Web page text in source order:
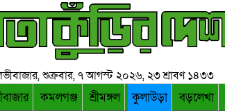
শুক্রবার, ৭ আগস্ট ২০২৬, ২৩ শ্রাবণ ১৪৩৩
কমলগঞ্জ শ্রীমঙ্গল কুলাউড়া বড়লেখা